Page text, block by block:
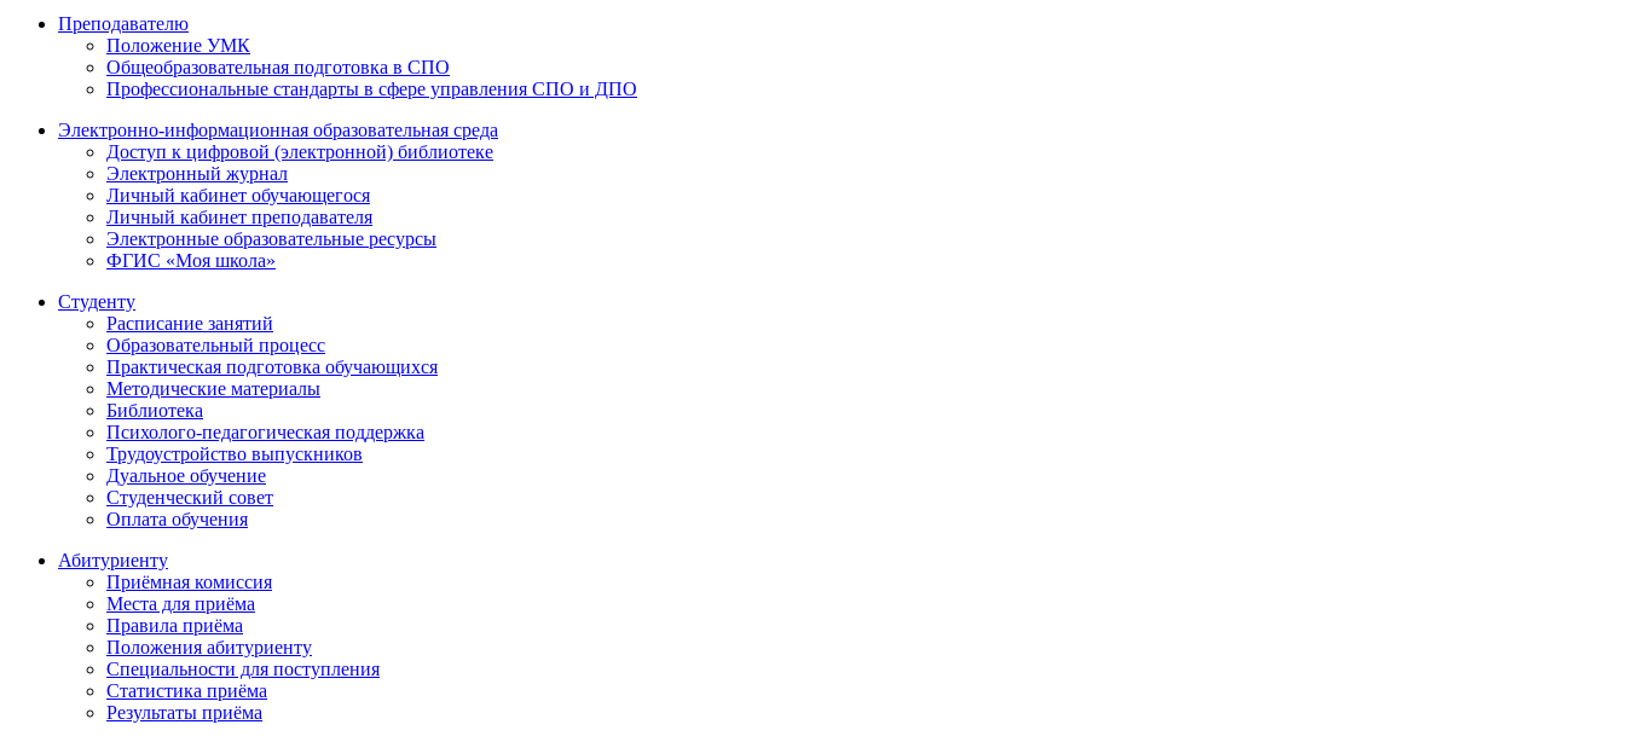
Преподавателю
Положение УМК
Общеобразовательная подготовка в СПО
Профессиональные стандарты в сфере управления СПО и ДПО
Электронно-информационная образовательная среда
Доступ к цифровой (электронной) библиотеке
Электронный журнал
Личный кабинет обучающегося
Личный кабинет преподавателя
Электронные образовательные ресурсы
ФГИС «Моя школа»
Студенту
Расписание занятий
Образовательный процесс
Практическая подготовка обучающихся
Методические материалы
Библиотека
Психолого-педагогическая поддержка
Трудоустройство выпускников
Дуальное обучение
Студенческий совет
Оплата обучения
Абитуриенту
Приёмная комиссия
Места для приёма
Правила приёма
Положения абитуриенту
Специальности для поступления
Статистика приёма
Результаты приёма